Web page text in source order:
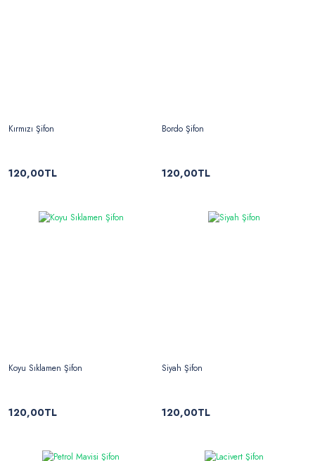
Kırmızı Şifon
120,00TL
Bordo Şifon
120,00TL
Koyu Sıklamen Şifon
120,00TL
Siyah Şifon
120,00TL